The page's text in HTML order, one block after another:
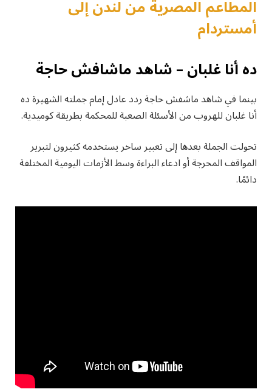
المطاعم المصرية من لندن إلى
أمستردام
ده أنا غلبان – شاهد ماشافش حاجة
بينما في شاهد ماشفش حاجة ردد عادل إمام جملته الشهيرة ده
أنا غلبان للهروب من الأسئلة الصعبة للمحكمة بطريقة كوميدية.
تحولت الجملة بعدها إلى تعبير ساخر يستخدمه كثيرون لتبرير
المواقف المحرجة أو ادعاء البراءة وسط الأزمات اليومية المختلفة
دائمًا.